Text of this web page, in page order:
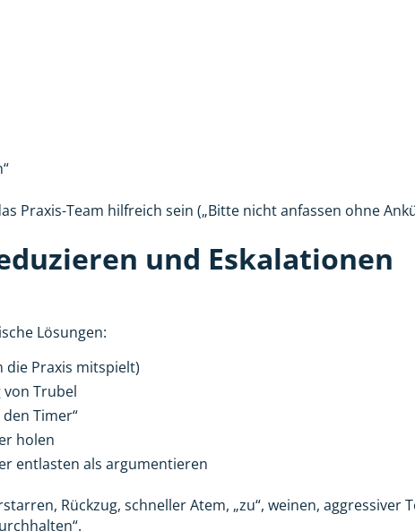
Praxis-Team hilfreich sein („Bitte nicht anfassen ohne
und Eskalationen
Lösungen:
die Praxis mitspielt)
von Trubel
Timer“
holen
entlasten als argumentieren
Rückzug, schneller Atem, „zu“, weinen, aggressiver